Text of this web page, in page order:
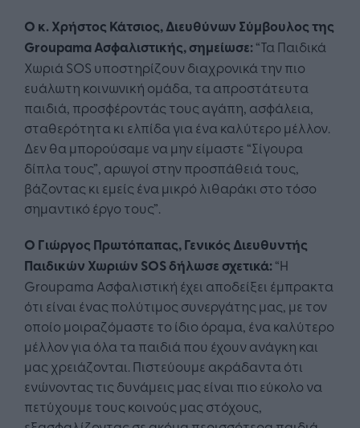
Ο κ. Χρήστος Κάτσιος, Διευθύνων Σύμβουλος της
Groupama Ασφαλιστικής, σημείωσε:“Τα Παιδικά
Χωριά SOS υποστηρίζουν διαχρονικά την πιο
ευάλωτη κοινωνική ομάδα, τα απροστάτευτα
παιδιά, προσφέροντάς τους αγάπη, ασφάλεια,
σταθερότητα κι ελπίδα για ένα καλύτερο μέλλον.
Δεν θα μπορούσαμε να μην είμαστε “Σίγουρα
δίπλα τους”, αρωγοί στην προσπάθειά τους,
βάζοντας κι εμείς ένα μικρό λιθαράκι στο τόσο
σημαντικό έργο τους”.
Ο Γιώργος Πρωτόπαπας, Γενικός Διευθυντής
Παιδικών Χωριών SOS δήλωσε σχετικά:“Η
Groupama Ασφαλιστική έχει αποδείξει έμπρακτα
ότι είναι ένας πολύτιμος συνεργάτης μας, με τον
οποίο μοιραζόμαστε το ίδιο όραμα, ένα καλύτερο
μέλλον για όλα τα παιδιά που έχουν ανάγκη και
μας χρειάζονται. Πιστεύουμε ακράδαντα ότι
ενώνοντας τις δυνάμεις μας είναι πιο εύκολο να
πετύχουμε τους κοινούς μας στόχους,